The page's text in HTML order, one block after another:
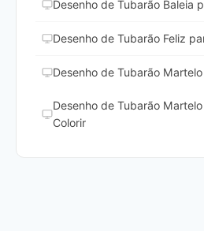
Desenho de Tubarão Baleia
Desenho de Tubarão Feliz
Desenho de Tubarão
Desenho de Tubarão
Colorir